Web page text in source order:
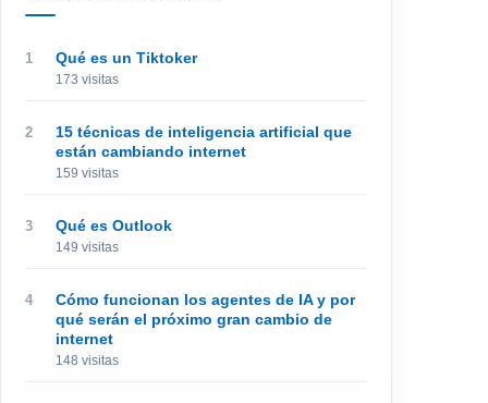
Qué es un Tiktoker
173 visitas
15 técnicas de inteligencia artificial que
están cambiando internet
159 visitas
Qué es Outlook
149 visitas
Cómo funcionan los agentes de IA y por
qué serán el próximo gran cambio de
internet
148 visitas